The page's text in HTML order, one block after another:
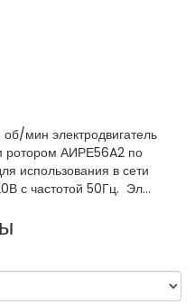
мин электродвигатель
ротором АИРЕ56A2 по
использования в сети
с частотой 50Гц. Эл...